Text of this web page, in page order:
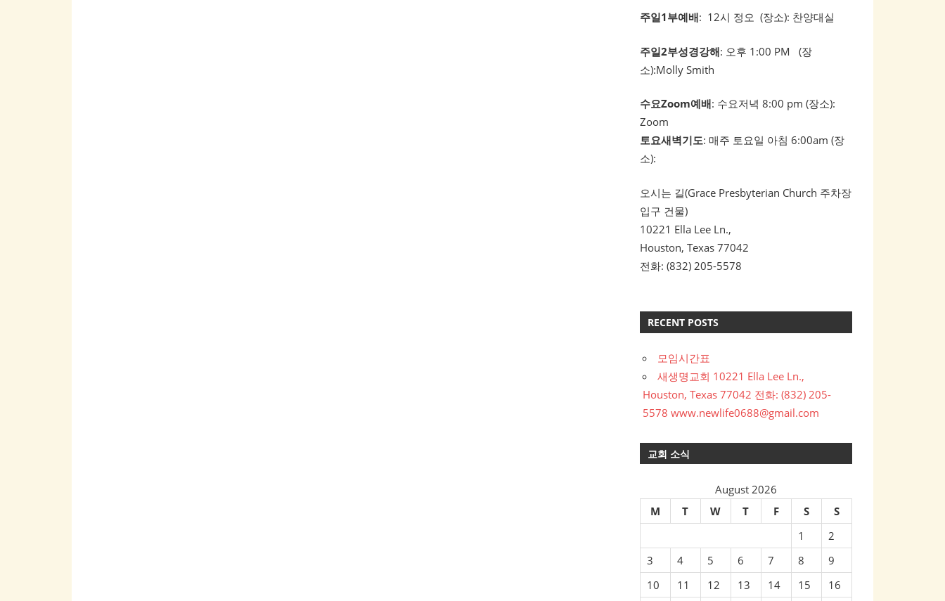
주일1부예배: 12시 정오 (장소): 찬양대실
주일2부성경강해: 오후 1:00 PM (장
소):Molly Smith
수요Zoom예배: 수요저녁 8:00 pm (장소):
Zoom
토요새벽기도: 매주 토요일 아침 6:00am (장
소):
오시는 길(Grace Presbyterian Church 주차장
입구 건물)
10221 Ella Lee Ln.,
Houston, Texas 77042
전화: (832) 205-5578
RECENT POSTS
모임시간표
새생명교회 10221 Ella Lee Ln.,
Houston, Texas 77042 전화: (832) 205-
5578 www.newlife0688@gmail.com
교회 소식
August 2026
M
T W T F S
S
1
2
3
4 5 6 7 8
9
10
11 12 13 14 15
16